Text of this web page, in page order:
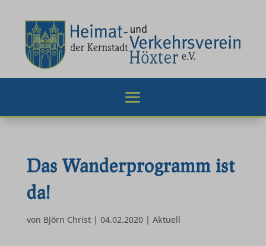
Das Wanderprogramm ist
da!
von Björn Christ| 04.02.2020| Aktuell